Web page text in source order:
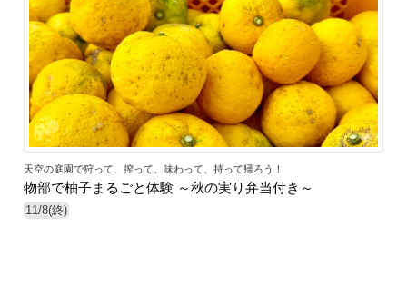
天空の庭園で狩って、搾って、味わって、持って帰ろう！
物部で柚子まるごと体験 ～秋の実り弁当付き～
11/8(終)